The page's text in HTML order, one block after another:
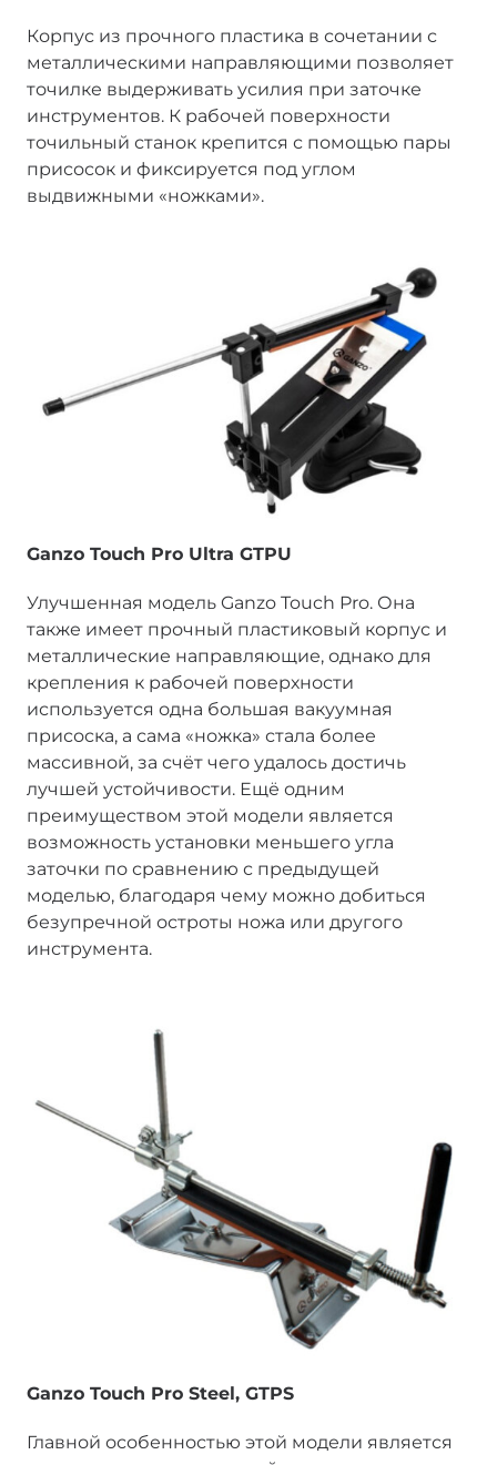
Корпус из прочного пластика в сочетании с
металлическими направляющими позволяет
точилке выдерживать усилия при заточке
инструментов. К рабочей поверхности
точильный станок крепится с помощью пары
присосок и фиксируется под углом
выдвижными «ножками».
Ganzo Touch Pro Ultra GTPU
Улучшенная модель Ganzo Touch Pro. Она
также имеет прочный пластиковый корпус и
металлические направляющие, однако для
крепления к рабочей поверхности
используется одна большая вакуумная
присоска, а сама «ножка» стала более
массивной, за счёт чего удалось достичь
лучшей устойчивости. Ещё одним
преимуществом этой модели является
возможность установки меньшего угла
заточки по сравнению с предыдущей
моделью, благодаря чему можно добиться
безупречной остроты ножа или другого
инструмента.
Ganzo Touch Pro Steel, GTPS
Главной особенностью этой модели является